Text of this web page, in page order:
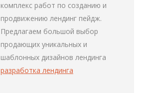
комплекс работ по созданию и
продвижению лендинг пейдж.
Предлагаем большой выбор
продающих уникальных и
шаблонных дизайнов лендинга
разработка лендинга